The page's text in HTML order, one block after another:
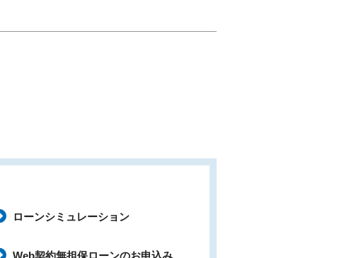
ローンシミュレーション
Web契約無担保ローンのお申込み